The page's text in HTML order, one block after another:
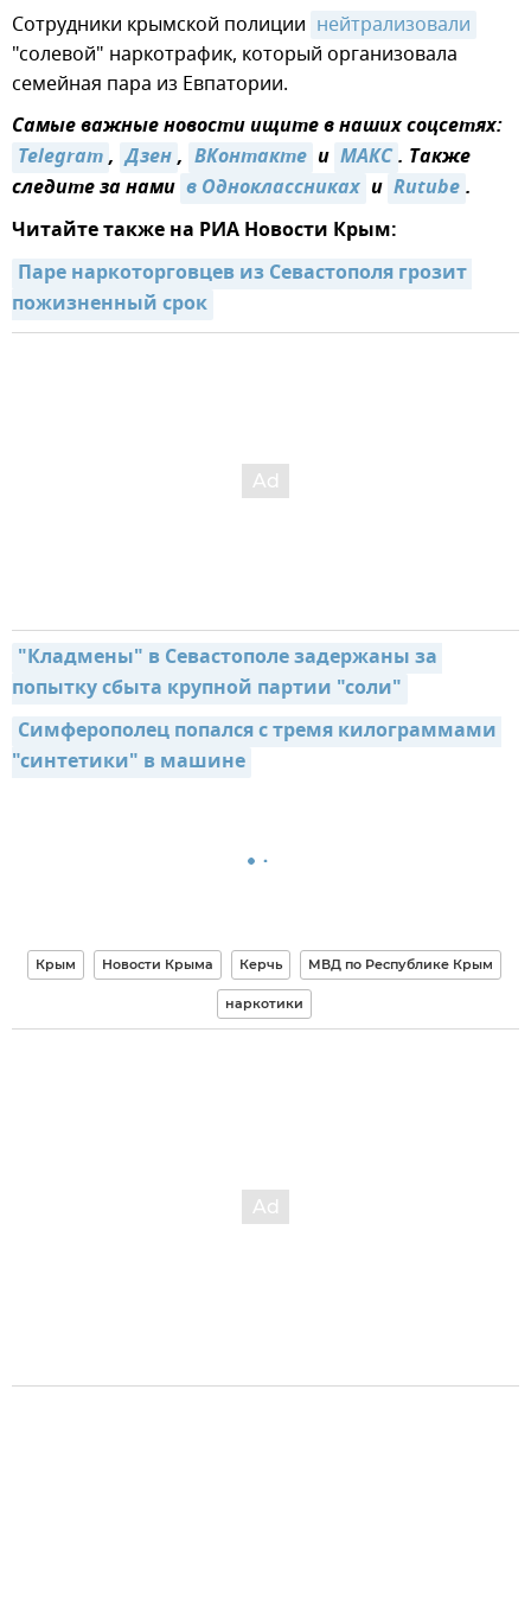
Сотрудники крымской полиции нейтрализовали
"солевой" наркотрафик, который организовала
семейная пара из Евпатории.
Самые важные новости ищите в наших соцсетях:
Telegram, Дзен, ВКонтакте и МАКС. Также
следите за нами в Одноклассниках и Rutube.
Читайте также на РИА Новости Крым:
Паре наркоторговцев из Севастополя грозит
пожизненный срок
"Кладмены" в Севастополе задержаны за
попытку сбыта крупной партии "соли"
Симферополец попался с тремя килограммами
"синтетики" в машине
Крым Новости Крыма Керчь МВД по Республике Крым
наркотики